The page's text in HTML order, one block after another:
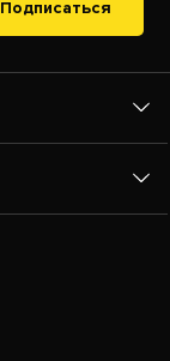
Подписаться